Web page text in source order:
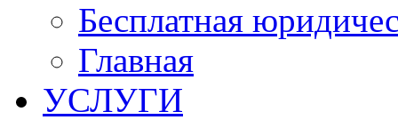
Бесплатная
Главная
УСЛУГИ